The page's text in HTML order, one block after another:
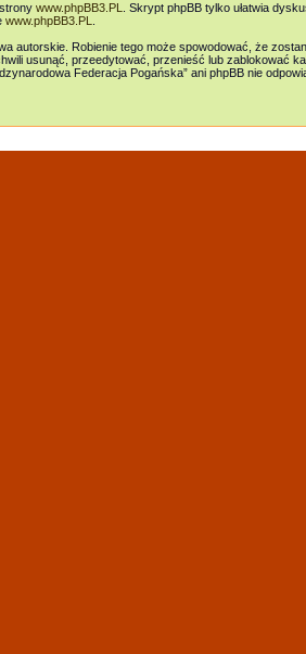
www.phpBB3.PL
. Skrypt phpBB tylko ułatwia
www.phpBB3.PL
autorskie. Robienie tego może spowodować, że
usunąć, przeedytować, przenieść lub zablokować
Federacja Pogańska” ani phpBB nie